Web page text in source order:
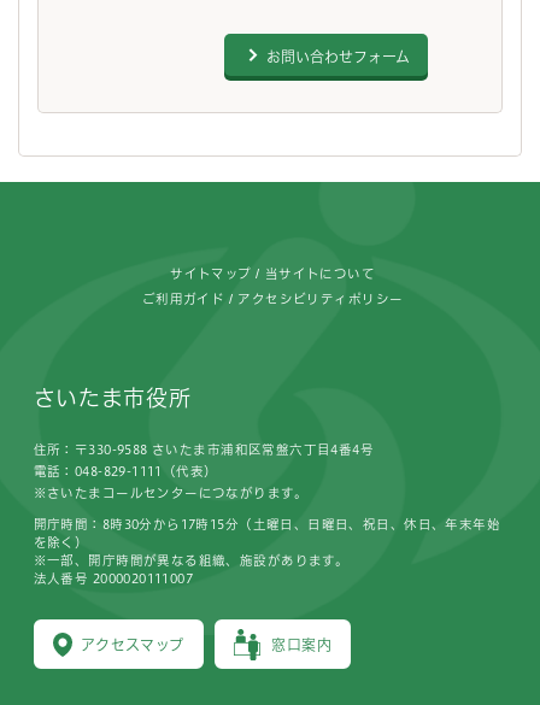
お問い合わせフォーム
サイトマップ 当サイトについて
ご利用ガイド アクセシビリティポリシー
さいたま市役所
住所：〒330-9588 さいたま市浦和区常盤六丁目4番4号
電話：048-829-1111（代表）
※さいたまコールセンターにつながります。
アクセスマップ 窓口案内
開庁時間：8時30分から17時15分（土曜日、日曜日、祝日、休日、年末年始
を除く）
※一部、開庁時間が異なる組織、施設があります。
法人番号 2000020111007